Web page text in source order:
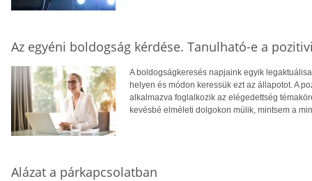
Az egyéni boldogság kérdése. Tanulható-e a
A boldogságkeresés napjaink egyik
helyen és módon keressük ezt az állapotot. A
alkalmazva foglalkozik az elégedettség
kevésbé elméleti dolgokon múlik, mintsem a
Alázat a párkapcsolatban